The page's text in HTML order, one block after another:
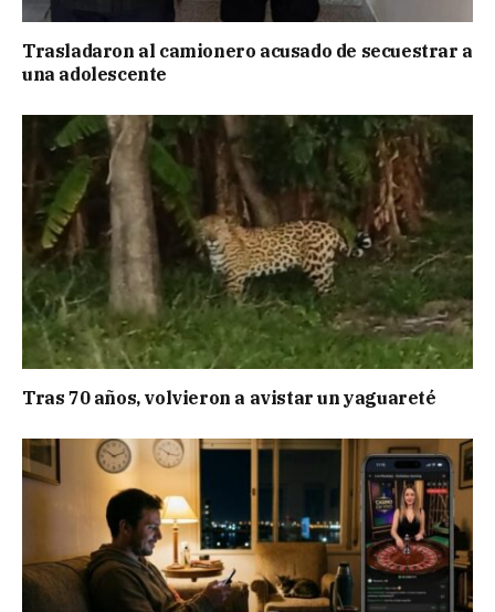
Trasladaron al camionero acusado de secuestrar a
una adolescente
Tras 70 años, volvieron a avistar un yaguareté